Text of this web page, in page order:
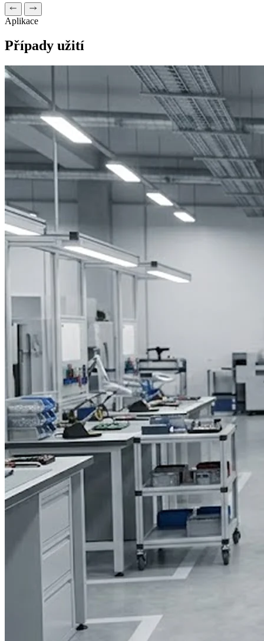
Aplikace
Případy užití